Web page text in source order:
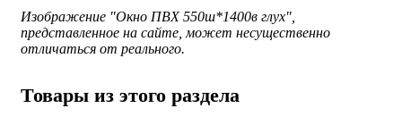
Изображение "Окно ПВХ 550ш*1400в глух",
представленное на сайте, может несущественно
отличаться от реального.
Товары из этого раздела